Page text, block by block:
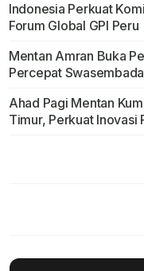
Indonesia Perkuat
Forum Global GPI Peru
Mentan Amran Buka
Percepat
Ahad Pagi Mentan
Timur, Perkuat Inovasi